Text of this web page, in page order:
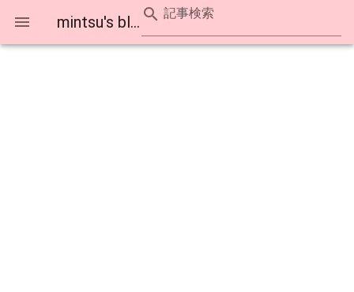
mintsu's blog 記事検索